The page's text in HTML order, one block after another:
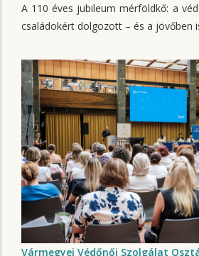
A 110 éves jubileum mérföldkő: a
családokért dolgozott – és a jövőben
Vármegyei Védőnői Szolgálat